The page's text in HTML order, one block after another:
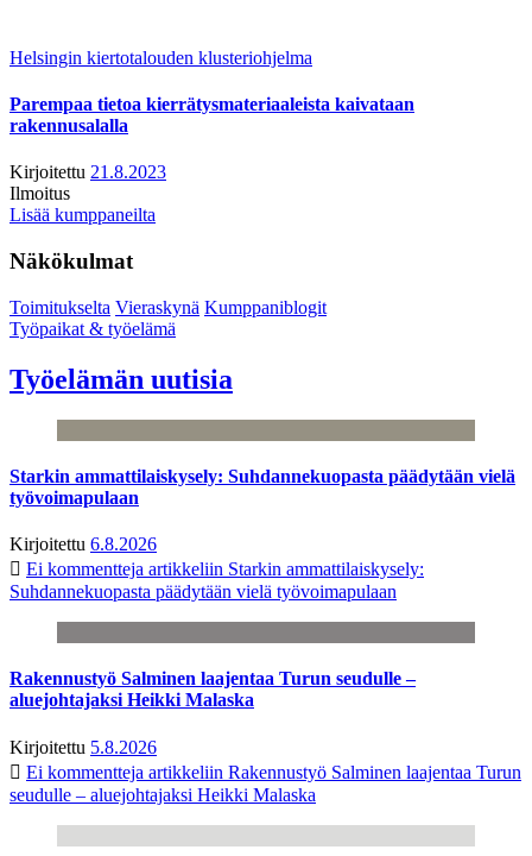
Helsingin kiertotalouden klusteriohjelma
Parempaa tietoa kierrätysmateriaaleista kaivataan
rakennusalalla
Kirjoitettu 21.8.2023
Ilmoitus
Lisää kumppaneilta
Näkökulmat
Toimitukselta Vieraskynä Kumppaniblogit
Työpaikat & työelämä
Työelämän uutisia
Starkin ammattilaiskysely: Suhdannekuopasta päädytään vielä
työvoimapulaan
Kirjoitettu 6.8.2026
Ei kommentteja artikkeliin Starkin ammattilaiskysely:
Suhdannekuopasta päädytään vielä työvoimapulaan
Rakennustyö Salminen laajentaa Turun seudulle –
aluejohtajaksi Heikki Malaska
Kirjoitettu 5.8.2026
Ei kommentteja artikkeliin Rakennustyö Salminen laajentaa Turun
seudulle – aluejohtajaksi Heikki Malaska